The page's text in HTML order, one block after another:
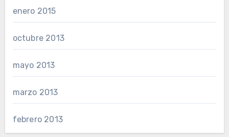
enero 2015
octubre 2013
mayo 2013
marzo 2013
febrero 2013